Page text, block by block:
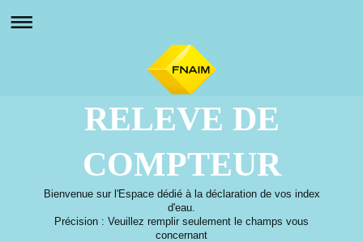
RELEVE DE
COMPTEUR
Bienvenue sur l'Espace dédié à la déclaration de vos index
d'eau.
Précision : Veuillez remplir seulement le champs vous
concernant